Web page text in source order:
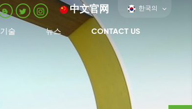
中文官网 한국의
기술 뉴스 CONTACT US